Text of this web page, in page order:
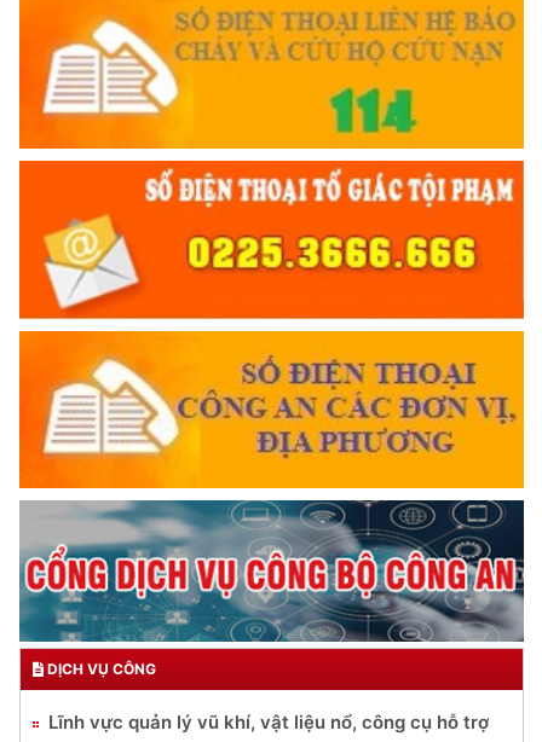
DỊCH VỤ CÔNG
Lĩnh vực quản lý vũ khí, vật liệu nổ, công cụ hỗ trợ